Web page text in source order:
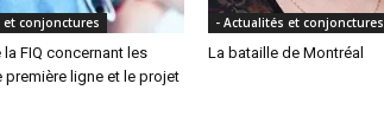
et conjonctures
FIQ concernant les
première ligne et le projet
- Actualités et conjonctures
La bataille de Montréal